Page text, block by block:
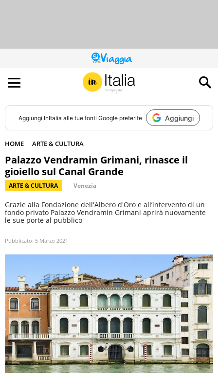
QUESTO
SITO
CONTRIBUISCE
ALL’AUDIENCE
DI
Aggiungi InItalia alle tue fonti Google preferite Aggiungi
HOME ARTE & CULTURA
Palazzo Vendramin Grimani, rinasce il
gioiello sul Canal Grande
ARTE & CULTURA Venezia
Grazie alla Fondazione dell'Albero d'Oro e all’intervento di un
fondo privato Palazzo Vendramin Grimani aprirà nuovamente
le sue porte al pubblico
Pubblicato: 5 Marzo 2021